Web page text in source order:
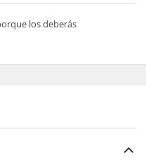
los deberás